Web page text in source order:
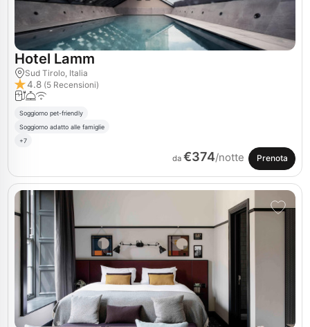
Hotel Lamm
Sud Tirolo, Italia
4.8 (5 Recensioni)
Soggiorno pet-friendly
Soggiorno adatto alle famiglie
+7
da €374/notte Prenota